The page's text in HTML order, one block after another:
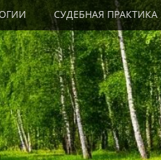
СУДЕБНАЯ ПРАКТИКА